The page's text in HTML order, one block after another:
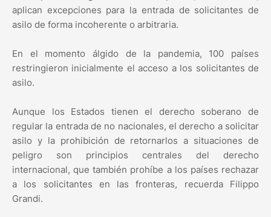
aplican excepciones para la entrada de solicitantes de
asilo de forma incoherente o arbitraria.
En el momento álgido de la pandemia, 100 países
restringieron inicialmente el acceso a los solicitantes de
asilo.
Aunque los Estados tienen el derecho soberano de
regular la entrada de no nacionales, el derecho a solicitar
asilo y la prohibición de retornarlos a situaciones de
peligro son principios centrales del derecho
internacional, que también prohíbe a los países rechazar
a los solicitantes en las fronteras, recuerda Filippo
Grandi.